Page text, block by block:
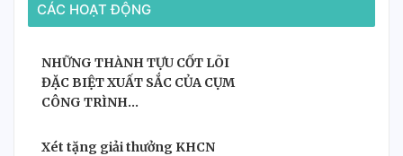
CÁC HOẠT ĐỘNG
NHỮNG THÀNH TỰU CỐT LÕI
ĐẶC BIỆT XUẤT SẮC CỦA CỤM
CÔNG TRÌNH...
Xét tặng giải thưởng KHCN